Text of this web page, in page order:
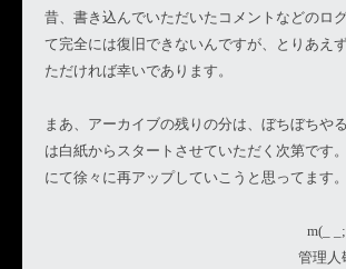
昔、書き込んでいただいたコメントなどのロ
て完全には復旧できないんですが、とりあえ
ただければ幸いであります。
まあ、アーカイブの残りの分は、ぼちぼちや
は白紙からスタートさせていただく次第です
にて徐々に再アップしていこうと思ってます
m(_
管理人